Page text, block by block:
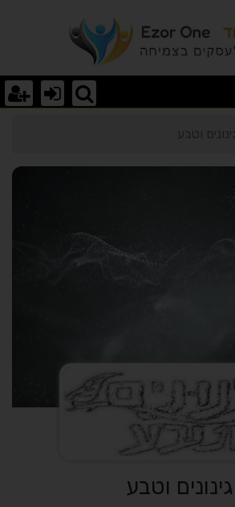
העסק גינונים
וטבע
גינונים וטבע